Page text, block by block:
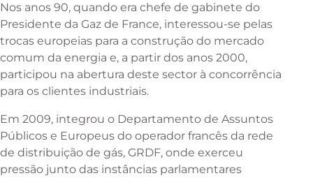
Nos anos 90, quando era chefe de gabinete do
Presidente da Gaz de France, interessou-se pelas
trocas europeias para a construção do mercado
comum da energia e, a partir dos anos 2000,
participou na abertura deste sector à concorrência
para os clientes industriais.
Em 2009, integrou o Departamento de Assuntos
Públicos e Europeus do operador francês da rede
de distribuição de gás, GRDF, onde exerceu
pressão junto das instâncias parlamentares